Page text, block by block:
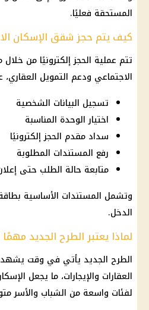
المستحقة فعليًا.
كيف يتم حجز شقق الإسكان
تتم عملية الحجز إلكترونيًا من
الاجتماعي ودعم التمويل
تسجيل البيانات الشخصية
اختيار الوحدة المناسبة
سداد مقدم الحجز إلكترونيًا
رفع المستندات المطلوبة
متابعة حالة الطلب حتى
وتشمل المستندات الأساسية
الدخل.
لماذا يعتبر الطرح الجديد
الطرح الجديد يأتي في وقت يشهد
العقارات والإيجارات، ما يجعل
لفئات واسعة من الشباب والأسر